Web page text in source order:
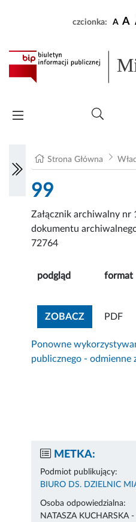
czcionka: A A
Strona Główna
99
Załącznik archiwalny
dokumentu
72764
podgląd format
ZOBACZZOBACZ
PDF
Ponowne
publicznego - odmienne
METKA:
Podmiot publikujący:
BIURO DS. DZIELNIC
Osoba odpowiedzialna:
NATASZA KUCHARSKA